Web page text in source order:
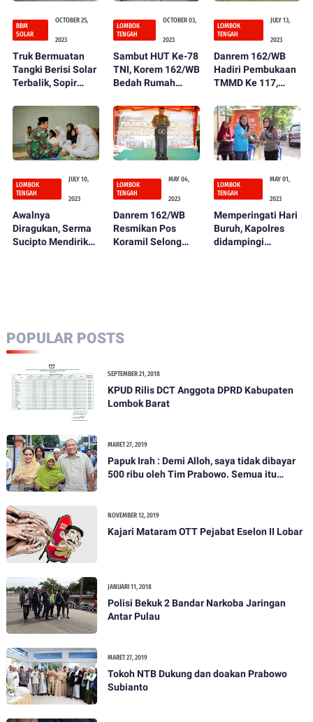
BBM
SOLAR
OCTOBER 25,
2023
Truk Bermuatan
Tangki Berisi Solar
Terbalik, Sopir
LOMBOK
TENGAH
OCTOBER 03,
2023
Sambut HUT Ke-78
TNI, Korem 162/WB
Bedah Rumah
LOMBOK
TENGAH
JULY 13,
2023
Danrem 162/WB
Hadiri Pembukaan
TMMD Ke 117,
Siang (Rowah)
Bersama Warga*
LOMBOK
TENGAH
JULY 10,
2023
Awalnya
Diragukan, Serma
Sucipto Mendirikan
LOMBOK
TENGAH
MAY 04,
2023
Danrem 162/WB
Resmikan Pos
Koramil Selong
LOMBOK
TENGAH
MAY 01,
2023
Memperingati Hari
Buruh, Kapolres
didampingi
POPULAR POSTS
SEPTEMBER 21, 2018
KPUD Rilis DCT Anggota DPRD Kabupaten
Lombok Barat
MARET 27, 2019
Papuk Irah : Demi Alloh, saya tidak dibayar
500 ribu oleh Tim Prabowo. Semua itu
NOVEMBER 12, 2019
Kajari Mataram OTT Pejabat Eselon II Lobar
JANUARI 11, 2018
Polisi Bekuk 2 Bandar Narkoba Jaringan
Antar Pulau
MARET 27, 2019
Tokoh NTB Dukung dan doakan Prabowo
Subianto